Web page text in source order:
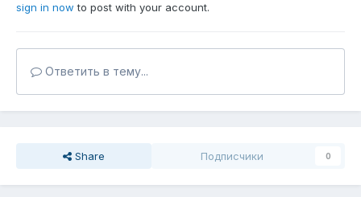
sign in now to post with your account.
Ответить в тему...
Share Подписчики 0